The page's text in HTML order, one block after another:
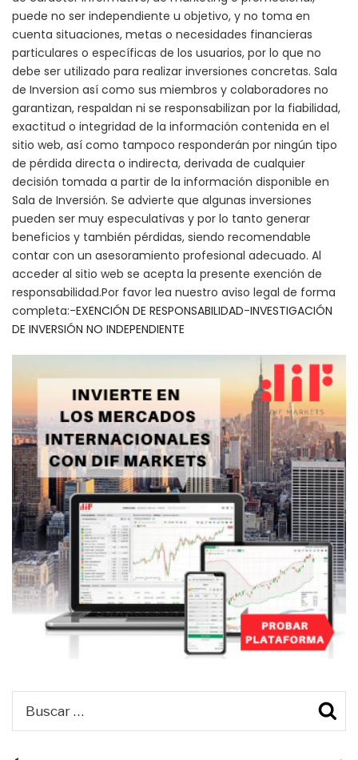
puede no ser independiente u objetivo, y no toma en
cuenta situaciones, metas o necesidades financieras
particulares o específicas de los usuarios, por lo que no
debe ser utilizado para realizar inversiones concretas. Sala
de Inversion así como sus miembros y colaboradores no
garantizan, respaldan ni se responsabilizan por la fiabilidad,
exactitud o integridad de la información contenida en el
sitio web, así como tampoco responderán por ningún tipo
de pérdida directa o indirecta, derivada de cualquier
decisión tomada a partir de la información disponible en
Sala de Inversión. Se advierte que algunas inversiones
pueden ser muy especulativas y por lo tanto generar
beneficios y también pérdidas, siendo recomendable
contar con un asesoramiento profesional adecuado. Al
acceder al sitio web se acepta la presente exención de
responsabilidad.Por favor lea nuestro aviso legal de forma
completa:-EXENCIÓN DE RESPONSABILIDAD-INVESTIGACIÓN
DE INVERSIÓN NO INDEPENDIENTE
por: